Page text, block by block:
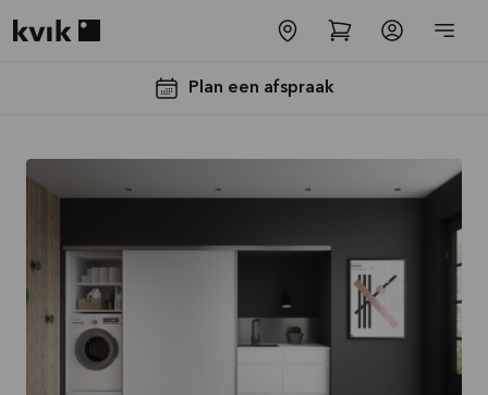
Plan een afspraak
-30% op alle
werkbladen